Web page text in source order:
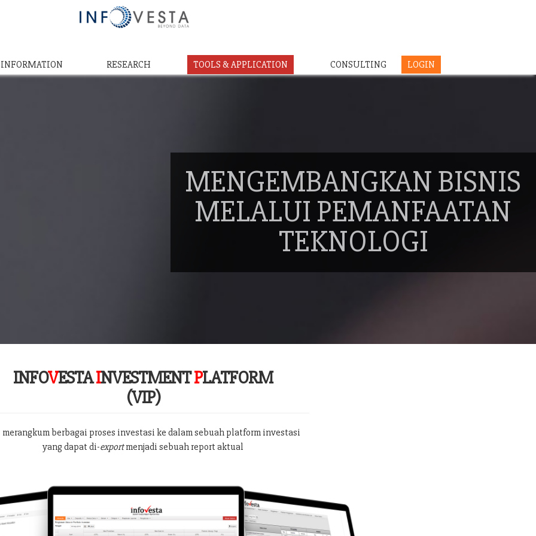
INFORMATION RESEARCH TOOLS & APPLICATION CONSULTING LOGIN
MENGEMBANGKAN BISNIS
MELALUI PEMANFAATAN
TEKNOLOGI
INFOVESTAINVESTMENTPLATFORM
(VIP)
merangkum berbagai proses investasi ke dalam sebuah platform investasi
yang dapat di-exportmenjadi sebuah report aktual